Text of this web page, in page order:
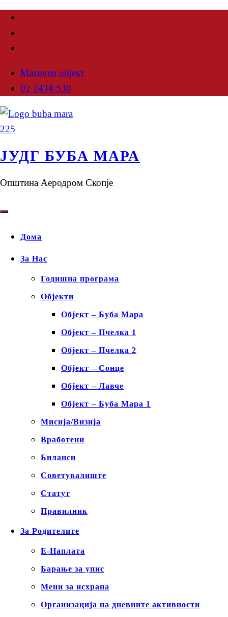
Матичен објект
02 2434 530
ЈУДГ БУБА МАРА
Општина Аеродром Скопје
Дома
За Нас
Годишна програма
Објекти
Објект – Буба Мара
Објект – Пчелка 1
Објект – Пчелка 2
Објект – Сонце
Објект – Лавче
Објект – Буба Мара 1
Мисија/Визија
Вработени
Биланси
Советувалиште
Статут
Правилник
За Родителите
Е-Наплата
Барање за упис
Мени за исхрана
Организација на дневните активности